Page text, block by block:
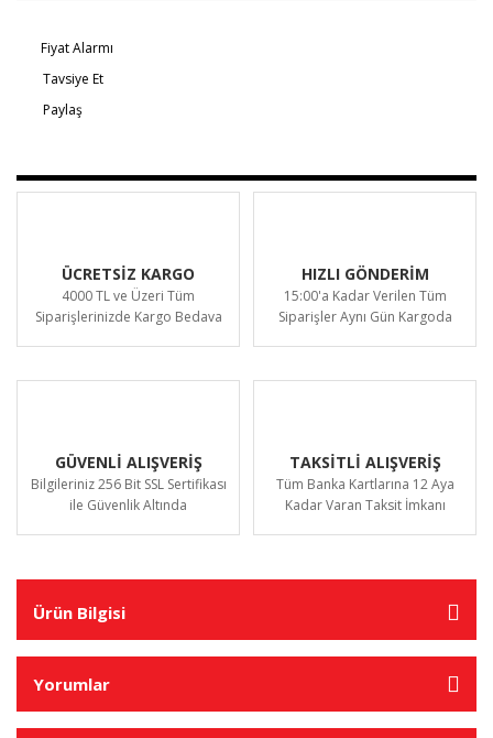
Fiyat Alarmı
Tavsiye Et
Paylaş
ÜCRETSİZ KARGO
4000 TL ve Üzeri Tüm
Siparişlerinizde Kargo Bedava
HIZLI GÖNDERİM
15:00'a Kadar Verilen Tüm
Siparişler Aynı Gün Kargoda
GÜVENLİ ALIŞVERİŞ
Bilgileriniz 256 Bit SSL Sertifikası
ile Güvenlik Altında
TAKSİTLİ ALIŞVERİŞ
Tüm Banka Kartlarına 12 Aya
Kadar Varan Taksit İmkanı
Ürün Bilgisi
Yorumlar